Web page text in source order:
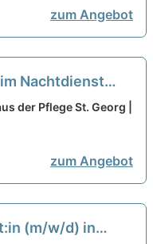
zum Angebot
Nachtdienst
- Wir suchen
Team!
der Pflege St. Georg |
zum Angebot
(m/w/d) in